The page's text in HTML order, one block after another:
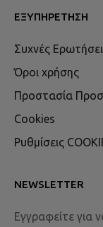
ΕΞΥΠΗΡΈΤΗΣΗ
Συχνές
Όροι χρήσης
Προστασία
Cookies
Ρυθμίσεις
NEWSLETTER
Εγγραφείτε για